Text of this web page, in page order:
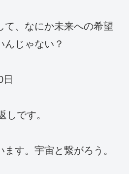
て、なにか未来への希望
んじゃない？
しです。
す。宇宙と繋がろう。